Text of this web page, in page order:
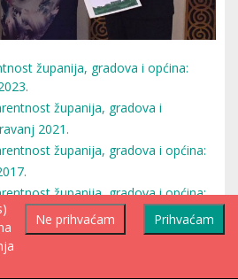
županija, gradova i općina:
županija, gradova i
2021.
županija, gradova i općina:
županija, gradova i općina:
- travanj 2022.)
Priznanje
Prihvaćam
Ne prihvaćam